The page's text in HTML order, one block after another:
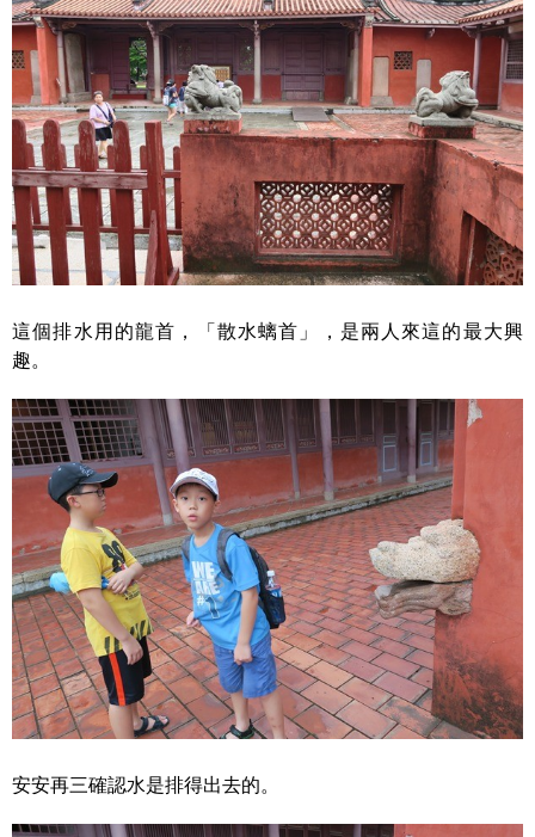
這個排水用的龍首，「散水螭首」，是兩人來這的最大興
趣。
安安再三確認水是排得出去的。